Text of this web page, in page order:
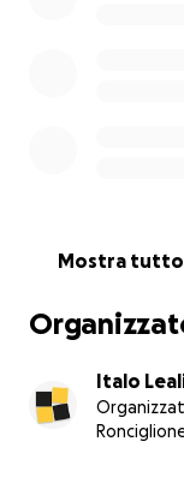
Mostra tutto
Italo